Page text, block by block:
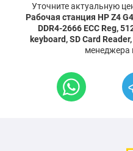
Уточните актуальную
Рабочая станция HP Z4
DDR4-2666 ECC Reg,
keyboard, SD Card
менеджера